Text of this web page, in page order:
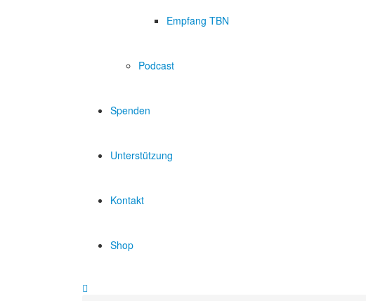
Empfang TBN
Podcast
Spenden
Unterstützung
Kontakt
Shop